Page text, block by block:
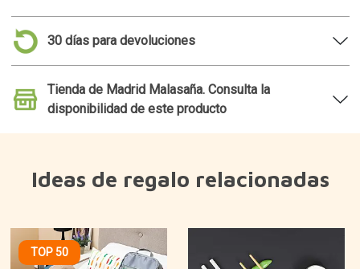
30 días para devoluciones
Tienda de Madrid Malasaña. Consulta la
disponibilidad de este producto
Ideas de regalo relacionadas
TOP 50